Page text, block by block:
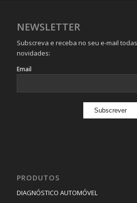
NEWSLETTER
Subscreva e receba no seu e-mail
novidades:
Email
PRODUTOS
DIAGNÓSTICO AUTOMÓVEL